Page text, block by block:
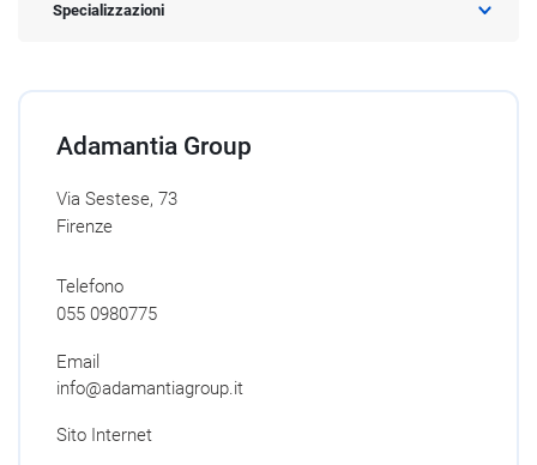
Specializzazioni
Adamantia Group
Via Sestese, 73
Firenze
Telefono
055 0980775
Email
info@adamantiagroup.it
Sito Internet